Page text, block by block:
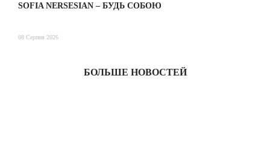
SOFIA NERSESIAN – БУДЬ СОБОЮ
08 Серпня 2026
БОЛЬШЕ НОВОСТЕЙ